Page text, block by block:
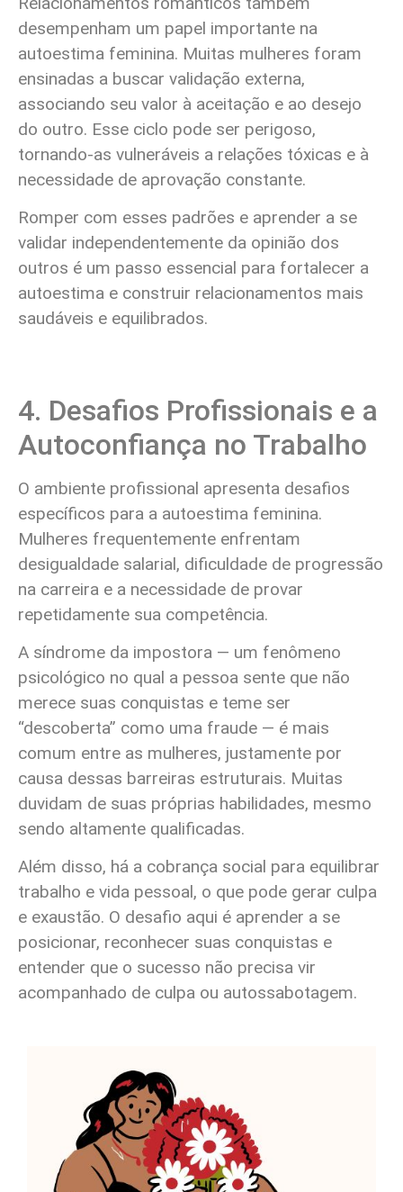
desempenham um papel importante na
autoestima feminina. Muitas mulheres foram
ensinadas a buscar validação externa,
associando seu valor à aceitação e ao desejo
do outro. Esse ciclo pode ser perigoso,
tornando-as vulneráveis a relações tóxicas e à
necessidade de aprovação constante.
Romper com esses padrões e aprender a se
validar independentemente da opinião dos
outros é um passo essencial para fortalecer a
autoestima e construir relacionamentos mais
saudáveis e equilibrados.
4. Desafios Profissionais e a
Autoconfiança no Trabalho
O ambiente profissional apresenta desafios
específicos para a autoestima feminina.
Mulheres frequentemente enfrentam
desigualdade salarial, dificuldade de progressão
na carreira e a necessidade de provar
repetidamente sua competência.
A síndrome da impostora — um fenômeno
psicológico no qual a pessoa sente que não
merece suas conquistas e teme ser
“descoberta” como uma fraude — é mais
comum entre as mulheres, justamente por
causa dessas barreiras estruturais. Muitas
duvidam de suas próprias habilidades, mesmo
sendo altamente qualificadas.
Além disso, há a cobrança social para equilibrar
trabalho e vida pessoal, o que pode gerar culpa
e exaustão. O desafio aqui é aprender a se
posicionar, reconhecer suas conquistas e
entender que o sucesso não precisa vir
acompanhado de culpa ou autossabotagem.